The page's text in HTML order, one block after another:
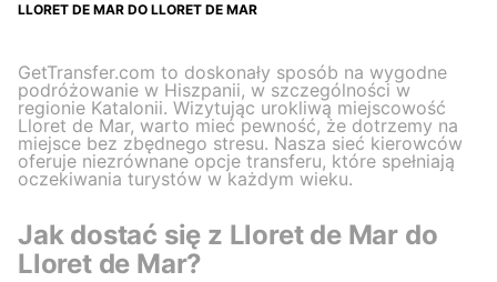
LLORET DE MAR DO LLORET DE MAR
GetTransfer.com to doskonały sposób na wygodne
podróżowanie w Hiszpanii, w szczególności w
regionie Katalonii. Wizytując urokliwą miejscowość
Lloret de Mar, warto mieć pewność, że dotrzemy na
miejsce bez zbędnego stresu. Nasza sieć kierowców
oferuje niezrównane opcje transferu, które spełniają
oczekiwania turystów w każdym wieku.
Jak dostać się z Lloret de Mar do
Lloret de Mar?